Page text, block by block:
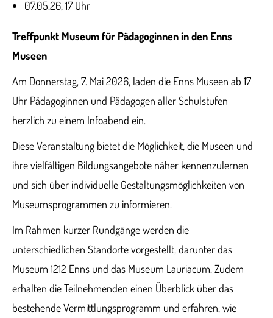
07.05.26, 17 Uhr
Treffpunkt Museum für Pädagoginnen in den Enns
Museen
Am Donnerstag, 7. Mai 2026, laden die Enns Museen ab 17
Uhr Pädagoginnen und Pädagogen aller Schulstufen
herzlich zu einem Infoabend ein.
Diese Veranstaltung bietet die Möglichkeit, die Museen und
ihre vielfältigen Bildungsangebote näher kennenzulernen
und sich über individuelle Gestaltungsmöglichkeiten von
Museumsprogrammen zu informieren.
Im Rahmen kurzer Rundgänge werden die
unterschiedlichen Standorte vorgestellt, darunter das
Museum 1212 Enns und das Museum Lauriacum. Zudem
erhalten die Teilnehmenden einen Überblick über das
bestehende Vermittlungsprogramm und erfahren, wie